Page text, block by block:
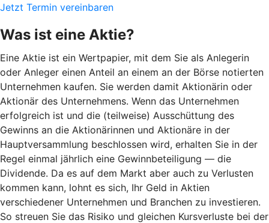
Jetzt Termin vereinbaren
Was ist eine Aktie?
Eine Aktie ist ein Wertpapier, mit dem Sie als Anlegerin
oder Anleger einen Anteil an einem an der Börse notierten
Unternehmen kaufen. Sie werden damit Aktionärin oder
Aktionär des Unternehmens. Wenn das Unternehmen
erfolgreich ist und die (teilweise) Ausschüttung des
Gewinns an die Aktionärinnen und Aktionäre in der
Hauptversammlung beschlossen wird, erhalten Sie in der
Regel einmal jährlich eine Gewinnbeteiligung — die
Dividende. Da es auf dem Markt aber auch zu Verlusten
kommen kann, lohnt es sich, Ihr Geld in Aktien
verschiedener Unternehmen und Branchen zu investieren.
So streuen Sie das Risiko und gleichen Kursverluste bei der